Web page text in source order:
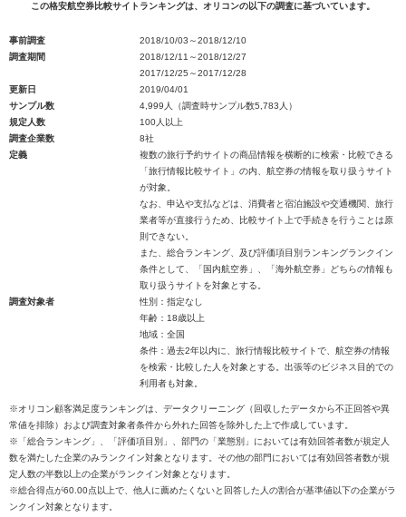
この格安航空券比較サイトランキングは、オリコンの以下の調査に基づいています。
事前調査
2018/10/03～2018/12/10
調査期間
2018/12/11～2018/12/27
2017/12/25～2017/12/28
更新日
2019/04/01
サンプル数
4,999人（調査時サンプル数5,783人）
規定人数
100人以上
調査企業数
8社
定義
複数の旅行予約サイトの商品情報を横断的に検索・比較できる
「旅行情報比較サイト」の内、航空券の情報を取り扱うサイト
が対象。
なお、申込や支払などは、消費者と宿泊施設や交通機関、旅行
業者等が直接行うため、比較サイト上で手続きを行うことは原
則できない。
また、総合ランキング、及び評価項目別ランキングランクイン
条件として、「国内航空券」、「海外航空券」どちらの情報も
取り扱うサイトを対象とする。
調査対象者
性別：指定なし
年齢：18歳以上
地域：全国
条件：過去2年以内に、旅行情報比較サイトで、航空券の情報
を検索・比較した人を対象とする。出張等のビジネス目的での
利用者も対象。
※オリコン顧客満足度ランキングは、データクリーニング（回収したデータから不正回答や異
常値を排除）および調査対象者条件から外れた回答を除外した上で作成しています。
※「総合ランキング」、「評価項目別」、部門の「業態別」においては有効回答者数が規定人
数を満たした企業のみランクイン対象となります。その他の部門においては有効回答者数が規
定人数の半数以上の企業がランクイン対象となります。
※総合得点が60.00点以上で、他人に薦めたくないと回答した人の割合が基準値以下の企業がラ
ンクイン対象となります。